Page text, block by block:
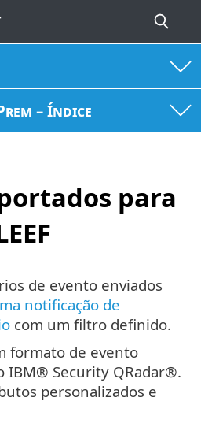
– Índice
para
de evento enviados
notificação de
com um filtro definido.
formato de evento
IBM® Security QRadar®.
personalizados e